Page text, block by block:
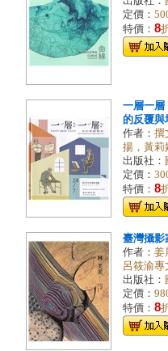
定價：
特價： 8
一層一層
的反覆與
作者： 撰
揚，黃莉
出版社：
定價：
特價： 8
臺灣攝影
作者： 姜
呂筱渝專
出版社：
定價：
特價： 8